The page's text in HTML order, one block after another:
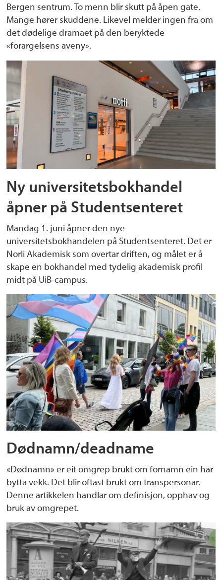
Bergen sentrum. To menn blir skutt på åpen gate.
Mange hører skuddene. Likevel melder ingen fra om
det dødelige dramaet på den beryktede
«forargelsens aveny».
Ny universitetsbokhandel
åpner på Studentsenteret
Mandag 1. juni åpner den nye
universitetsbokhandelen på Studentsenteret. Det er
Norli Akademisk som overtar driften, og målet er å
skape en bokhandel med tydelig akademisk profil
midt på UiB-campus.
Dødnamn/deadname
«Dødnamn» er eit omgrep brukt om fornamn ein har
bytta vekk. Det blir oftast brukt om transpersonar.
Denne artikkelen handlar om definisjon, opphav og
bruk av omgrepet.